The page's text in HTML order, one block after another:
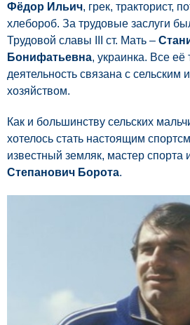
Фёдор Ильич, грек, тракторист,
хлебороб. За трудовые заслуги
Трудовой славы III ст. Мать –
Бонифатьевна, украинка. Все её
деятельность связана с
хозяйством.
Как и большинству сельских
хотелось стать настоящим
известный земляк, мастер спорта
Степанович Борота.